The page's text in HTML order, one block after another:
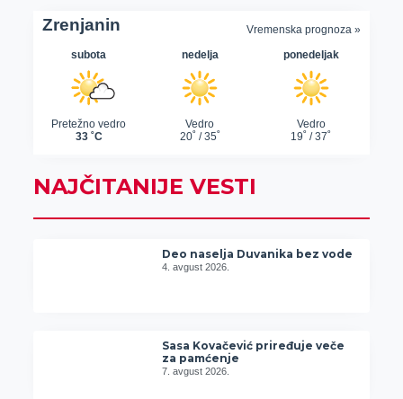
NAJČITANIJE VESTI
Deo naselja Duvanika bez vode
4. avgust 2026.
Sasa Kovačević priređuje veče
za pamćenje
7. avgust 2026.